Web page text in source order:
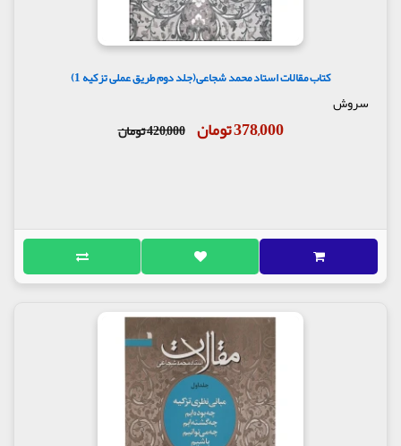
کتاب مقالات استاد محمد شجاعی(جلد دوم طریق عملی تزکیه 1)
سروش
378,000 تومان 420,000 تومان